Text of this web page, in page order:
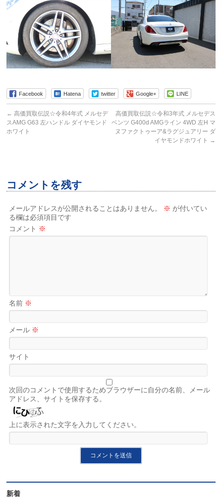
Facebook Hatena twitter Google+ LINE
← 高価買取伝説☆令和4年式 メルセデ
スAMG G63 左ハンドル ダイヤモンド
ホワイト
高価買取伝説☆令和3年式 メルセデス
ベンツ G400d AMGライン 4WD 左H マ
ヌファクトゥーア&ラグジュアリー ダ
イヤモンドホワイト →
コメントを残す
メールアドレスが公開されることはありません。 ※ が付いてい
る欄は必須項目です
コメント ※
名前 ※
メール ※
サイト
次回のコメントで使用するためブラウザーに自分の名前、メール
アドレス、サイトを保存する。
上に表示された文字を入力してください。
新着